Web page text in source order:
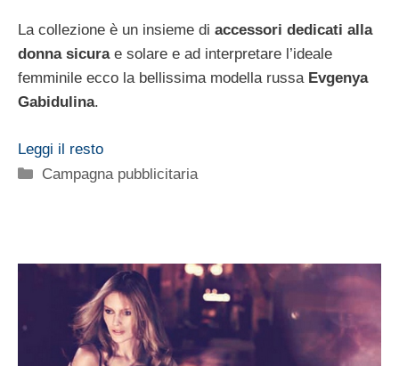
La collezione è un insieme di accessori dedicati alla
donna sicurae solare e ad interpretare l’ideale
femminile ecco la bellissima modella russa Evgenya
Gabidulina.
Leggi il resto
Categorie
Campagna pubblicitaria